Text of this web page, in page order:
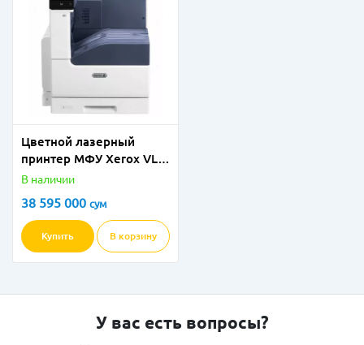
Цветной лазерный
принтер МФУ Xerox VL
C7125 (A3, цв., 25ppm,
В наличии
38 595 000 сум
Купить В корзину
У вас есть вопросы?